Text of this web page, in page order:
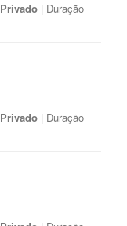
Privado | Duração
Privado | Duração